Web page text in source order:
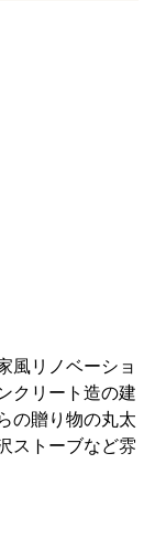
風リノベーショ
クリート造の建
の贈り物の丸太
ストーブなど雰